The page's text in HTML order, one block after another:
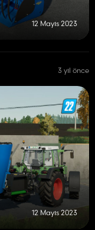
12 Mayıs 2023
3 yıl önce
12 Mayıs 2023